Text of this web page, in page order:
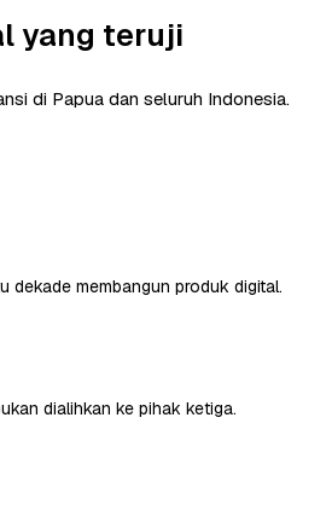
yang teruji
di Papua dan seluruh Indonesia.
dekade membangun produk digital.
dialihkan ke pihak ketiga.